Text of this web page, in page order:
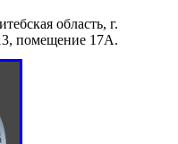
область, г.
помещение 17А.